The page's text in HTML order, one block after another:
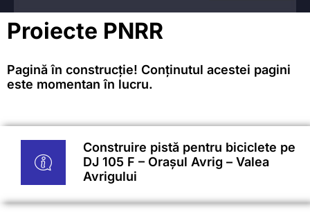
MONITORUL
OFICIAL LOCAL
Proiecte PNRR
Pagină în construcție! Conținutul acestei pagini
este momentan în lucru.
Construire pistă pentru biciclete pe
DJ 105 F – Orașul Avrig – Valea
Avrigului